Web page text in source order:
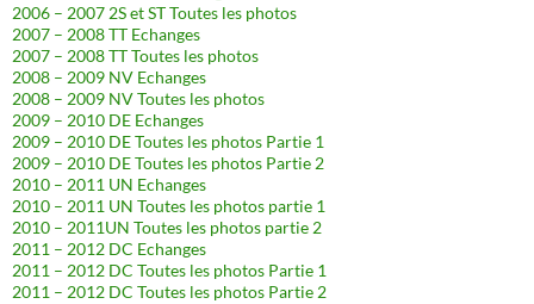
2006 – 2007 2S et ST Toutes les photos
2007 – 2008 TT Echanges
2007 – 2008 TT Toutes les photos
2008 – 2009 NV Echanges
2008 – 2009 NV Toutes les photos
2009 – 2010 DE Echanges
2009 – 2010 DE Toutes les photos Partie 1
2009 – 2010 DE Toutes les photos Partie 2
2010 – 2011 UN Echanges
2010 – 2011 UN Toutes les photos partie 1
2010 – 2011UN Toutes les photos partie 2
2011 – 2012 DC Echanges
2011 – 2012 DC Toutes les photos Partie 1
2011 – 2012 DC Toutes les photos Partie 2